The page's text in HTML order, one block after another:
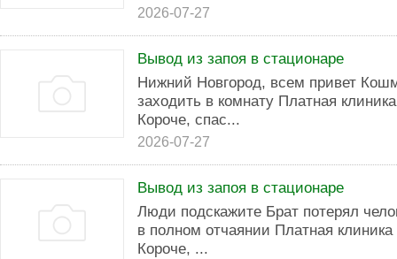
2026-07-27
Вывод из запоя в стационаре
Нижний Новгород, всем привет
заходить в комнату Платная
Короче, спас...
2026-07-27
Вывод из запоя в стационаре
Люди подскажите Брат потерял
в полном отчаянии Платная
Короче, ...